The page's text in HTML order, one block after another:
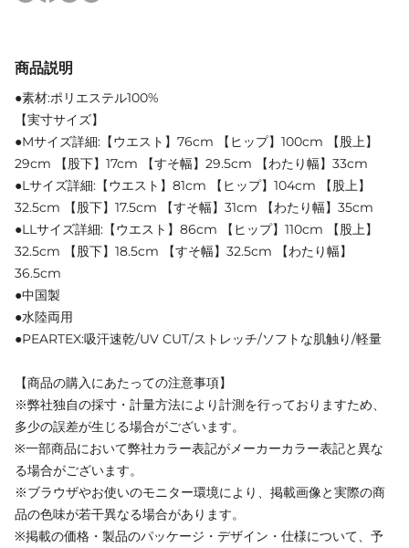
商品説明
●素材:ポリエステル100%
【実寸サイズ】
●Mサイズ詳細:【ウエスト】76cm 【ヒップ】100cm 【股上】
29cm 【股下】17cm 【すそ幅】29.5cm 【わたり幅】33cm
●Lサイズ詳細:【ウエスト】81cm 【ヒップ】104cm 【股上】
32.5cm 【股下】17.5cm 【すそ幅】31cm 【わたり幅】35cm
●LLサイズ詳細:【ウエスト】86cm 【ヒップ】110cm 【股上】
32.5cm 【股下】18.5cm 【すそ幅】32.5cm 【わたり幅】
36.5cm
●中国製
●水陸両用
●PEARTEX:吸汗速乾/UV CUT/ストレッチ/ソフトな肌触り/軽量
【商品の購入にあたっての注意事項】
※弊社独自の採寸・計量方法により計測を行っておりますため、
多少の誤差が生じる場合がございます。
※一部商品において弊社カラー表記がメーカーカラー表記と異な
る場合がございます。
※ブラウザやお使いのモニター環境により、掲載画像と実際の商
品の色味が若干異なる場合があります。
※掲載の価格・製品のパッケージ・デザイン・仕様について、予